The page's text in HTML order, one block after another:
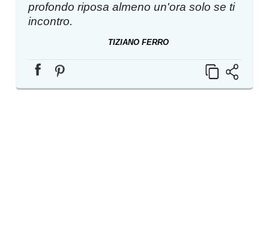
profondo riposa almeno un'ora solo se ti
incontro.
TIZIANO FERRO